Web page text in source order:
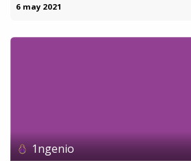
6 may 2021
1ngenio